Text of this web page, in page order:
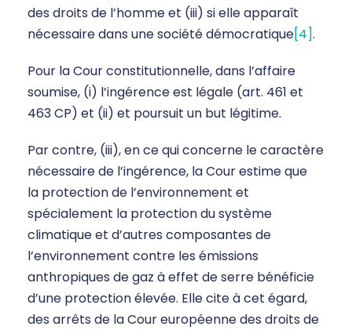
des droits de l’homme et (iii) si elle apparaît
nécessaire dans une société démocratique[4].
Pour la Cour constitutionnelle, dans l’affaire
soumise, (i) l’ingérence est légale (art. 461 et
463 CP) et (ii) et poursuit un but légitime.
Par contre, (iii), en ce qui concerne le caractère
nécessaire de l’ingérence, la Cour estime que
la protection de l’environnement et
spécialement la protection du système
climatique et d’autres composantes de
l’environnement contre les émissions
anthropiques de gaz à effet de serre bénéficie
d’une protection élevée. Elle cite à cet égard,
des arrêts de la Cour européenne des droits de